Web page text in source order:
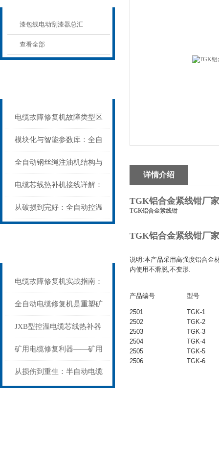
漆包线电动刮漆器总汇
查看全部
电缆故障修复机故障类型区
分指南：从“绝缘电
阻”到“波形特征”的精准诊
断逻辑
模块化与智能参数库：全自
动电缆修复机的快速换型逻
辑
全自动钢丝绳注油机结构与
工作原理：揭秘高效润滑的
机械密码
电缆芯线热补机接线详解：
从入门到精通
从破损到完好：全自动控温
电缆故障修复机实战指南：
从“盲测”到“精确定点”的三
步作业法
全自动电缆修复机是重塑矿
山电力动脉的“智能外科医
生”
JXB型控温电缆芯线热补器
安装与接线：精准修复的工
艺基石
矿用电缆修复利器——矿用
电缆热补机智能控温，安全
从损伤到重生：半自动电缆
详情介绍
TGK铝合金紧线钳厂家
TGK铝合金紧线钳
TGK铝合金紧线钳厂家
说明:本产品采用高强度铝合金
内使用不滑脱,不变形.
产品编号 型号
2501
TGK-1
2502
TGK-2
2503
TGK-3
2504
TGK-4
2505
TGK-5
2506
TGK-6